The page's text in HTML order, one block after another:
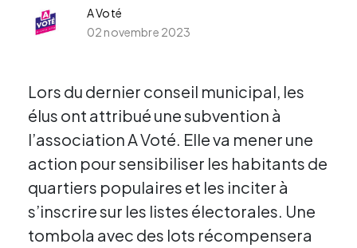
A Voté
02 novembre 2023
Lors du dernier conseil municipal, les
élus ont attribué une subvention à
l’association A Voté. Elle va mener une
action pour sensibiliser les habitants de
quartiers populaires et les inciter à
s’inscrire sur les listes électorales. Une
tombola avec des lots récompensera